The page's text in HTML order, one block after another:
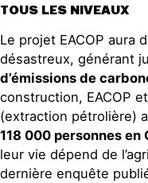
TOUS LES NIVEAUX
Le projet EACOP aura
désastreux, générant
d’émissions de
construction, EACOP
(extraction pétrolière)
118 000 personnes en
leur vie dépend de
dernière enquête